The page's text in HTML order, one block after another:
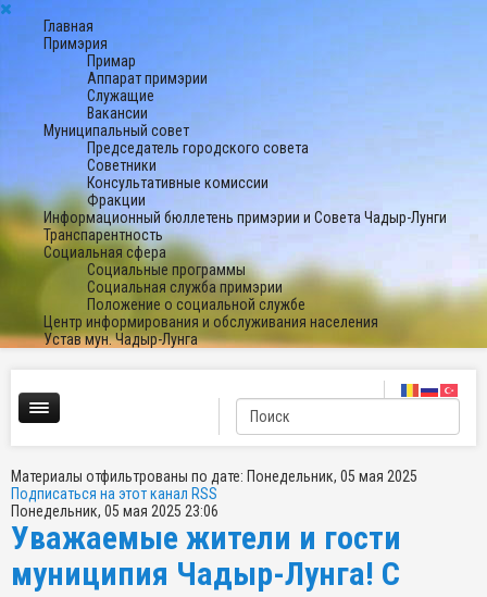
Главная
Примэрия
Примар
Аппарат примэрии
Служащие
Вакансии
Муниципальный совет
Председатель городского совета
Советники
Консультативные комиссии
Фракции
Информационный бюллетень примэрии и Совета Чадыр-Лунги
Транспарентность
Социальная сфера
Социальные программы
Социальная служба примэрии
Положение о социальной службе
Центр информирования и обслуживания населения
Устав мун. Чадыр-Лунга
Материалы отфильтрованы по дате: Понедельник, 05 мая 2025
Подписаться на этот канал RSS
Понедельник, 05 мая 2025 23:06
Уважаемые жители и гости
муниципия Чадыр-Лунга! С